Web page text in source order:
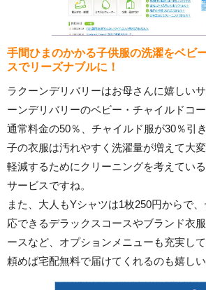
手間ひまのかかる子供服の洗濯をベビ
スでリーズナブルに！
ラクーンデリバリーはお母さんに嬉しい
ーンデリバリーのベビー・チャイルドコ
通常料金の50％、チャイルド服が30％引
子の衣服は汚れやすく洗濯量が増えて大
軽減するためにクリーニングを考えてい
サービスですね。
また、大人もYシャツは1枚250円からで
応できるデラックスコースやブランド衣
ースなど、オプションメニューも充実し
頼めば宅配無料で届けてくれるのも嬉しい